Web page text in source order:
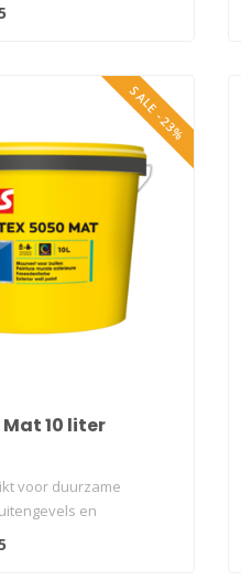
SALE -23%
10 liter
voor duurzame
en
..